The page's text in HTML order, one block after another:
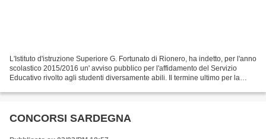
L'Istituto d'istruzione Superiore G. Fortunato di Rionero, ha indetto, per l'anno
scolastico 2015/2016 un' avviso pubblico per l'affidamento del Servizio
Educativo rivolto agli studenti diversamente abili. Il termine ultimo per la
CONCORSI SARDEGNA